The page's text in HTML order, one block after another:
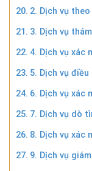
2. Dịch vụ
3. Dịch vụ
4. Dịch vụ xác
5. Dịch vụ
6. Dịch vụ xác
7. Dịch vụ dò
8. Dịch vụ xác
9. Dịch vụ